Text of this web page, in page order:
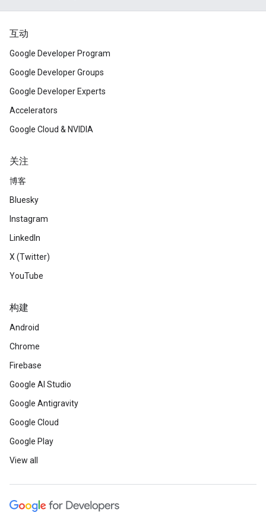
互动
Google Developer Program
Google Developer Groups
Google Developer Experts
Accelerators
Google Cloud & NVIDIA
关注
博客
Bluesky
Instagram
LinkedIn
X (Twitter)
YouTube
构建
Android
Chrome
Firebase
Google AI Studio
Google Antigravity
Google Cloud
Google Play
View all